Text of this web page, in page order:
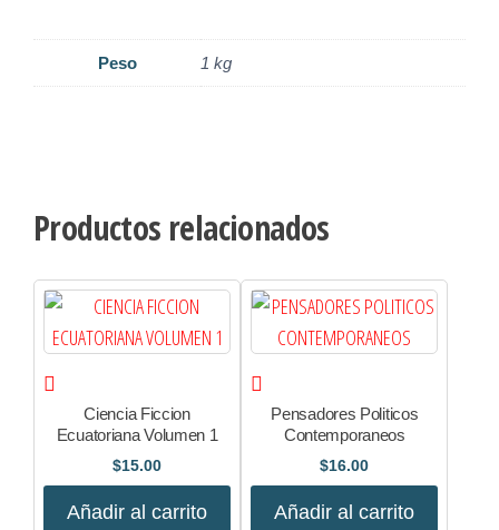
Peso 1 kg
Productos relacionados
Ciencia Ficcion
Ecuatoriana Volumen 1
$15.00
Añadir al carrito
Pensadores Politicos
Contemporaneos
$16.00
Añadir al carrito